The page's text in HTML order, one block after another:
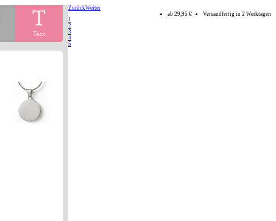
ab 29,95 € Versandfertig in 2 Werktagen
Text
ZurückWeiter
1
2
3
4
5